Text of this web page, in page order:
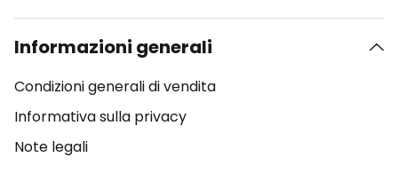
Informazioni generali
Condizioni generali di vendita
Informativa sulla privacy
Note legali